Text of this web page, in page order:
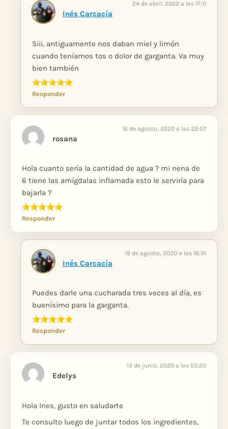
Inés Carcacía
24 de abril, 2022 a las 17:11
Siii, antiguamente nos daban miel y limón
cuando teníamos tos o dolor de garganta. Va muy
bien también
Responder
rosana
16 de agosto, 2020 a las 22:57
Hola cuanto sería la cantidad de agua ? mi nena de
6 tiene las amígdalas inflamada esto le serviría para
bajarla ?
Responder
Inés Carcacía
19 de agosto, 2020 a las 16:31
Puedes darle una cucharada tres veces al día, es
buenísimo para la garganta.
Responder
Edelys
13 de junio, 2020 a las 03:20
Hola Ines, gusto en saludarte
Te consulto luego de juntar todos los ingredientes,